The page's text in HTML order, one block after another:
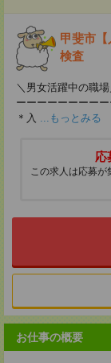
甲斐市
検査
＼男女活躍中の職場
ーーーーーーーー
＊入 ...もっとみる
応
この求人は応募が
お仕事の概要